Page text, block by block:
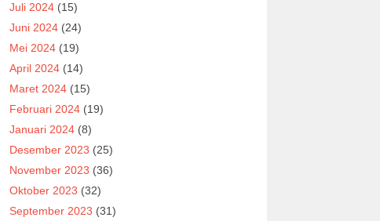
Juli 2024 (15)
Juni 2024 (24)
Mei 2024 (19)
April 2024 (14)
Maret 2024 (15)
Februari 2024 (19)
Januari 2024 (8)
Desember 2023 (25)
November 2023 (36)
Oktober 2023 (32)
September 2023 (31)